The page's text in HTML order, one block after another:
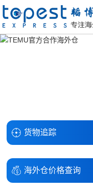
货物追踪
海外仓价格查询